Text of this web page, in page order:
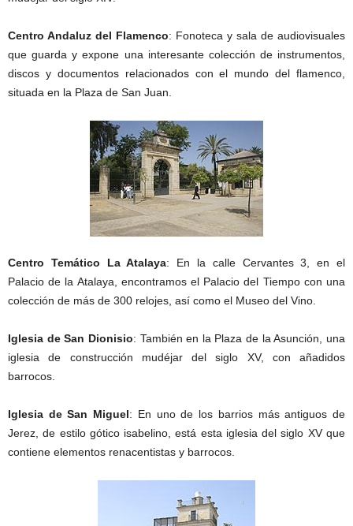
Centro Andaluz del Flamenco: Fonoteca y sala de audiovisuales
que guarda y expone una interesante colección de instrumentos,
discos y documentos relacionados con el mundo del flamenco,
situada en la Plaza de San Juan.
Centro Temático La Atalaya: En la calle Cervantes 3, en el
Palacio de la Atalaya, encontramos el Palacio del Tiempo con una
colección de más de 300 relojes, así como el Museo del Vino.
Iglesia de San Dionisio: También en la Plaza de la Asunción, una
iglesia de construcción mudéjar del siglo XV, con añadidos
barrocos.
Iglesia de San Miguel: En uno de los barrios más antiguos de
Jerez, de estilo gótico isabelino, está esta iglesia del siglo XV que
contiene elementos renacentistas y barrocos.